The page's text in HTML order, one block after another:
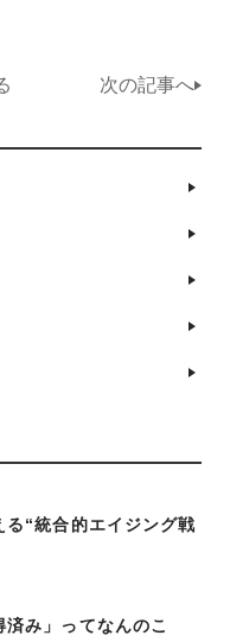
次の記事へ
“統合的エイジング戦
み」ってなんのこ